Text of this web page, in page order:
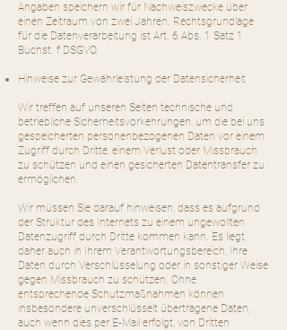
Angaben speichern wir für Nachweiszwecke über
einen Zeitraum von zwei Jahren. Rechtsgrundlage
für die Datenverarbeitung ist Art. 6 Abs. 1 Satz 1
Buchst. f DSGVO.
Hinweise zur Gewährleistung der Datensicherheit
Wir treffen auf unseren Seiten technische und
betriebliche Sicherheitsvorkehrungen, um die bei uns
gespeicherten personenbezogenen Daten vor einem
Zugriff durch Dritte, einem Verlust oder Missbrauch
zu schützen und einen gesicherten Datentransfer zu
ermöglichen.
Wir müssen Sie darauf hinweisen, dass es aufgrund
der Struktur des Internets zu einem ungewollten
Datenzugriff durch Dritte kommen kann. Es liegt
daher auch in Ihrem Verantwortungsbereich, Ihre
Daten durch Verschlüsselung oder in sonstiger Weise
gegen Missbrauch zu schützen. Ohne
entsprechende Schutzmaßnahmen können
insbesondere unverschlüsselt übertragene Daten,
auch wenn dies per E-Mail erfolgt, von Dritten